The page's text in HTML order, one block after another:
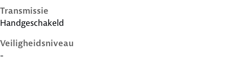
Transmissie
Handgeschakeld
Veiligheidsniveau
-